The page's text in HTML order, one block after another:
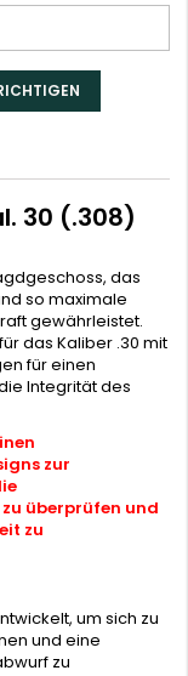
30 (.308)
das
so maximale
gewährleistet.
das Kaliber .30 mit
für einen
Integrität des
zur
überprüfen und
zu
um sich zu
und eine
zu